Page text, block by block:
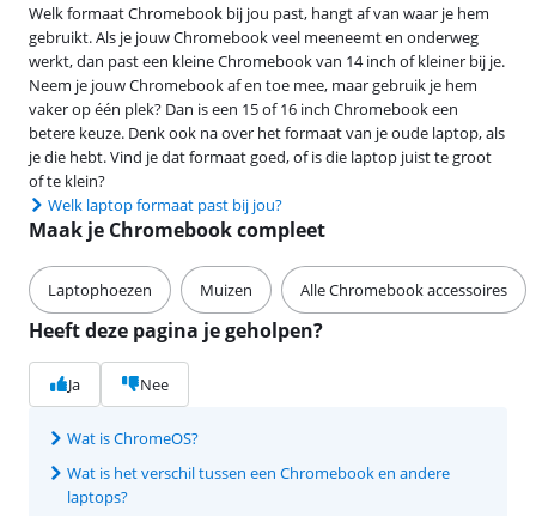
Welk formaat Chromebook bij jou past, hangt af van waar je hem
gebruikt. Als je jouw Chromebook veel meeneemt en onderweg
werkt, dan past een kleine Chromebook van 14 inch of kleiner bij je.
Neem je jouw Chromebook af en toe mee, maar gebruik je hem
vaker op één plek? Dan is een 15 of 16 inch Chromebook een
betere keuze. Denk ook na over het formaat van je oude laptop, als
je die hebt. Vind je dat formaat goed, of is die laptop juist te groot
of te klein?
Welk laptop formaat past bij jou?
Maak je Chromebook compleet
Laptophoezen Muizen Alle Chromebook accessoires
Heeft deze pagina je geholpen?
Ja Nee
Wat is ChromeOS?
Wat is het verschil tussen een Chromebook en andere
laptops?